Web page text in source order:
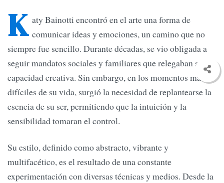
K aty Bainotti encontró en el arte una forma de
comunicar ideas y emociones, un camino que no
siempre fue sencillo. Durante décadas, se vio obligada a
seguir mandatos sociales y familiares que relegaban su
capacidad creativa. Sin embargo, en los momentos más
difíciles de su vida, surgió la necesidad de replantearse la
esencia de su ser, permitiendo que la intuición y la
sensibilidad tomaran el control.
Su estilo, definido como abstracto, vibrante y
multifacético, es el resultado de una constante
experimentación con diversas técnicas y medios. Desde la